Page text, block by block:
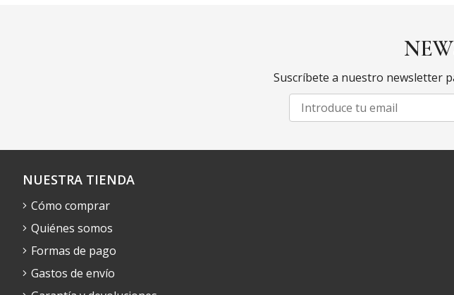
Suscríbete a nuestro newsletter
NUESTRA TIENDA
Cómo comprar
Quiénes somos
Formas de pago
Gastos de envío